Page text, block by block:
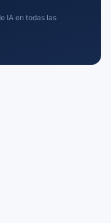
IA en todas las